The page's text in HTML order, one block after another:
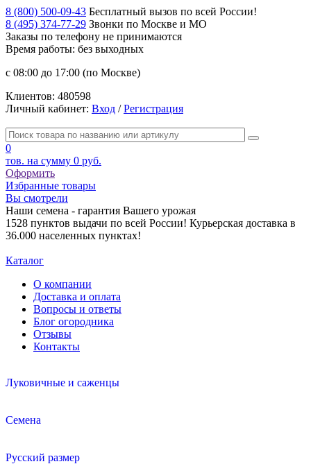
8 (800) 500-09-43 Бесплатный вызов по всей России!
8 (495) 374-77-29 Звонки по Москве и МО
Заказы по телефону не принимаются
Время работы: без выходных
с 08:00 до 17:00 (по Москве)
Клиентов: 480598
Личный кабинет: Вход /Регистрация
0
тов. на сумму 0 руб.
Оформить
Избранные товары
Вы смотрели
Наши семена - гарантия Вашего урожая
1528 пунктов выдачи по всей России! Курьерская доставка в
36.000 населенных пунктах!
Каталог
О компании
Доставка и оплата
Вопросы и ответы
Блог огородника
Отзывы
Контакты
Луковичные и саженцы
Семена
Русский размер